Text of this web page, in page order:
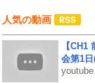
人気の動画
【CH1
会第1